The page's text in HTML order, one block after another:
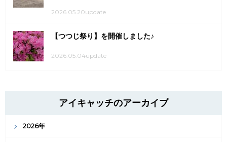
2026.05.20update
【つつじ祭り】を開催しました♪
2026.05.04update
アイキャッチのアーカイブ
2026年